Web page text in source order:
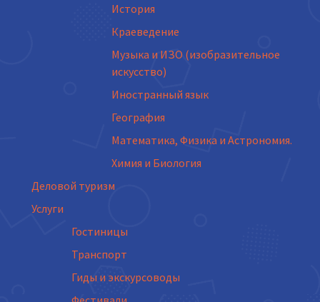
История
Краеведение
Музыка и ИЗО (изобразительное
искусство)
Иностранный язык
География
Математика, Физика и Астрономия.
Химия и Биология
Деловой туризм
Услуги
Гостиницы
Транспорт
Гиды и экскурсоводы